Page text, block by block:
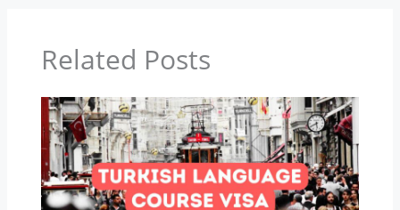
Related Posts